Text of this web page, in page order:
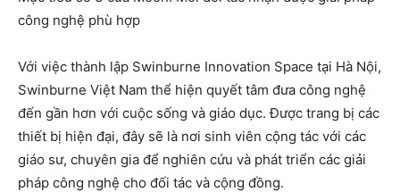
công nghệ phù hợp
Với việc thành lập Swinburne Innovation Space tại Hà Nội,
Swinburne Việt Nam thể hiện quyết tâm đưa công nghệ
đến gần hơn với cuộc sống và giáo dục. Được trang bị các
thiết bị hiện đại, đây sẽ là nơi sinh viên cộng tác với các
giáo sư, chuyên gia để nghiên cứu và phát triển các giải
pháp công nghệ cho đối tác và cộng đồng.